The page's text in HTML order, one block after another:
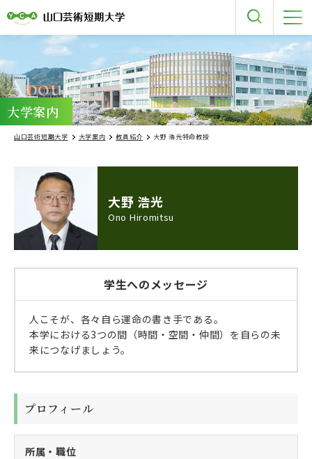
About
大学案内
山口芸術短期大学 大学案内 教員紹介 大野 浩光特命教授
大野 浩光
Ono Hiromitsu
学生へのメッセージ
人こそが、各々自ら運命の書き手である。
本学における3つの間（時間・空間・仲間）を自らの未
来につなげましょう。
プロフィール
所属・職位